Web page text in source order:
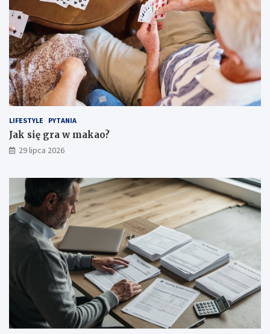
LIFESTYLE PYTANIA
Jak się gra w makao?
29 lipca 2026